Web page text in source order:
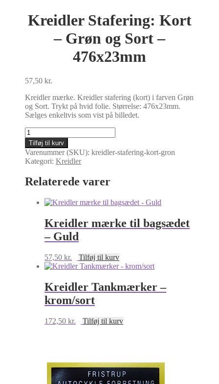
Kreidler Stafering: Kort
– Grøn og Sort –
476x23mm
57,50kr.
Kreidler mærke. Kreidler stafering (kort) i farven Grøn
og Sort. Trykt på hvid folie. Størrelse: 476x23mm.
Sælges enkeltvis som vist på billedet.
Kreidler
Stafering:
Kort
-
Grøn
Sort
476x23mm
Tilføj til kurv
Varenummer (SKU):kreidler-stafering-kort-gron
Kategori:Kreidler
Relaterede varer
Kreidler mærke til bagsædet
– Guld
57,50kr. Tilføj til kurv
Kreidler Tankmærker –
krom/sort
172,50kr. Tilføj til kurv